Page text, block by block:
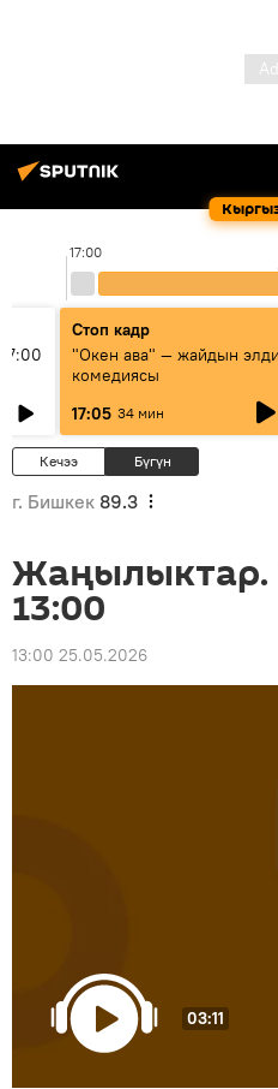
17:00
Стоп кадр
"Окен ава" — жайдын
комедиясы
17:05 34 мин
Кечээ Бүгүн
г. Бишкек 89.3
13:00
13:00 25.05.2026
03:11